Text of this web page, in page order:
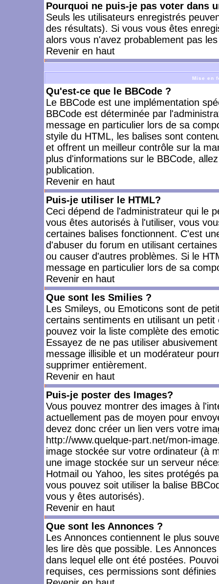
Pourquoi ne puis-je pas voter dans
Seuls les utilisateurs enregistrés
des résultats). Si vous vous êtes
alors vous n'avez probablement pas
Revenir en haut
Mise en
Qu'est-ce que le BBCode ?
Le BBCode est une implémentation
BBCode est déterminée par
message en particulier lors de sa
styile du HTML, les balises sont
et offrent un meilleur contrôle sur la
plus d'informations sur le BBCode,
publication.
Revenir en haut
Puis-je utiliser le HTML?
Ceci dépend de l'administrateur qui le
vous êtes autorisés à l'utiliser, vous
certaines balises fonctionnent. C'est
d'abuser du forum en utilisant
ou causer d'autres problèmes. Si le
message en particulier lors de sa
Revenir en haut
Que sont les Smilies ?
Les Smileys, ou Emoticons sont de
certains sentiments en utilisant un
pouvez voir la liste complète des
Essayez de ne pas utiliser
message illisible et un modérateur
supprimer entièrement.
Revenir en haut
Puis-je poster des Images?
Vous pouvez montrer des images à
actuellement pas de moyen pour
devez donc créer un lien vers votre
http://www.quelque-part.net/mon-
image stockée sur votre ordinateur (à
une image stockée sur un serveur
Hotmail ou Yahoo, les sites protégés
vous pouvez soit utiliser la balise
vous y êtes autorisés).
Revenir en haut
Que sont les Annonces ?
Les Annonces contiennent le plus
les lire dès que possible. Les
dans lequel elle ont été postées.
requises, ces permissions sont